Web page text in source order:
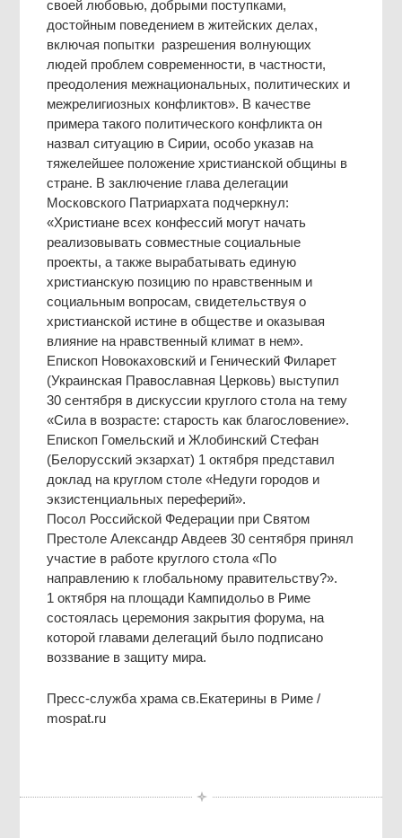
своей любовью, добрыми поступками,
достойным поведением в житейских делах,
включая попытки разрешения волнующих
людей проблем современности, в частности,
преодоления межнациональных, политических и
межрелигиозных конфликтов». В качестве
примера такого политического конфликта он
назвал ситуацию в Сирии, особо указав на
тяжелейшее положение христианской общины в
стране. В заключение глава делегации
Московского Патриархата подчеркнул:
«Христиане всех конфессий могут начать
реализовывать совместные социальные
проекты, а также вырабатывать единую
христианскую позицию по нравственным и
социальным вопросам, свидетельствуя о
христианской истине в обществе и оказывая
влияние на нравственный климат в нем».
Епископ Новокаховский и Генический Филарет
(Украинская Православная Церковь) выступил
30 сентября в дискуссии круглого стола на тему
«Сила в возрасте: старость как благословение».
Епископ Гомельский и Жлобинский Стефан
(Белорусский экзархат) 1 октября представил
доклад на круглом столе «Недуги городов и
экзистенциальных переферий».
Посол Российской Федерации при Святом
Престоле Александр Авдеев 30 сентября принял
участие в работе круглого стола «По
направлению к глобальному правительству?».
1 октября на площади Кампидольо в Риме
состоялась церемония закрытия форума, на
которой главами делегаций было подписано
воззвание в защиту мира.
Пресс-служба храма св.Екатерины в Риме /
mospat.ru